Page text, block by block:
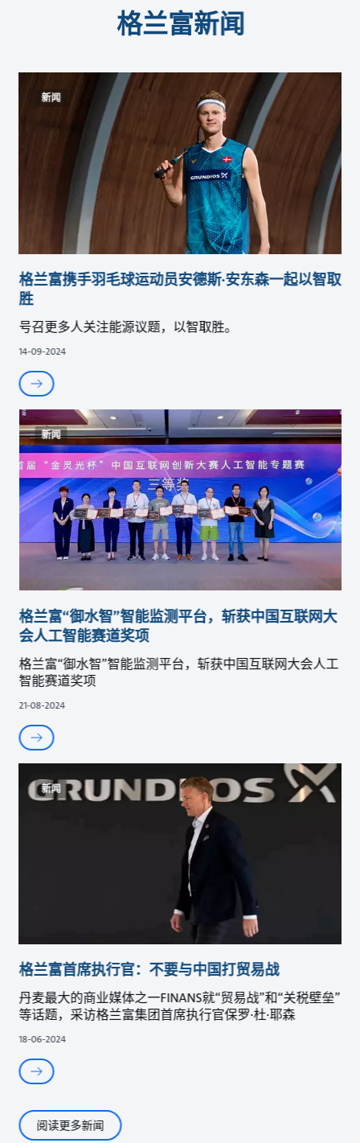
格兰富新闻
新闻
格兰富携手羽毛球运动员安德斯·安东森一起以智取
胜
号召更多人关注能源议题，以智取胜。
14-09-2024
新闻
格兰富“御水智”智能监测平台，斩获中国互联网大
会人工智能赛道奖项
格兰富“御水智”智能监测平台，斩获中国互联网大会人工
智能赛道奖项
21-08-2024
新闻
格兰富首席执行官：不要与中国打贸易战
丹麦最大的商业媒体之一FINANS就“贸易战”和“关税壁垒”
等话题，采访格兰富集团首席执行官保罗·杜·耶森
18-06-2024
阅读更多新闻